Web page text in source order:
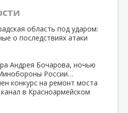
область под ударом:
о последствиях атаки
Андрея Бочарова, ночью
России…
конкурс на ремонт моста
в Красноармейском